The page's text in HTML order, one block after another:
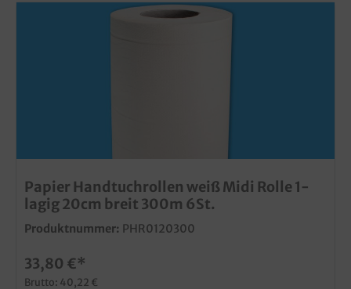
Papier Handtuchrollen weiß Midi Rolle 1-
lagig 20cm breit 300m 6St.
Produktnummer: PHR0120300
33,80 €*
Brutto: 40,22 €